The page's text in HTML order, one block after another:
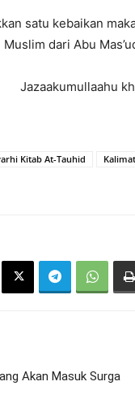
satu kebaikan
Muslim dari Abu
Jazaakumullaahu
Kitab At-Tauhid
Akan Masuk Surga